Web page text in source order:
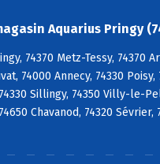
Aquarius Pringy
74370 Metz-Tessy, 74370
74000 Annecy, 74330
Sillingy, 74350 Villy-le-
Chavanod, 74320 Sévrier,